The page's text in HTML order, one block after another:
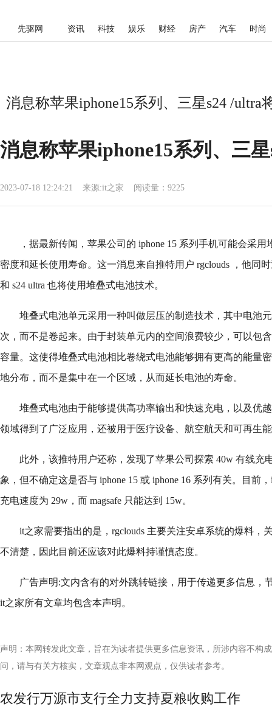
先驱网 资讯 科技 娱乐 财经 房产 汽车 时尚
消息称苹果iphone15系列、三星s24 /
消息称苹果iphone15系列、三
2023-07-18 12:24:21 来源:it之家 阅读量：9225
，据最新传闻，苹果公司的 iphone 15 系列手机可能会采
密度和延长使用寿命。这一消息来自推特用户 rgclouds ，他同
和 s24 ultra 也将使用堆叠式电池技术。
堆叠式电池单元采用一种叫做层压的制造技术，其中电池
次，而不是卷起来。由于封装单元内的空间浪费较少，可以包
容量。这使得堆叠式电池相比卷绕式电池能够拥有更高的能量
地分布，而不是集中在一个区域，从而延长电池的寿命。
堆叠式电池由于能够提供高功率输出和快速充电，以及优
领域得到了广泛应用，还被用于医疗设备、航空航天和可再生
此外，该推特用户还称，发现了苹果公司探索 40w 有线充
象，但不确定这是否与 iphone 15 或 iphone 16 系列有关。目前
充电速度为 29w，而 magsafe 只能达到 15w。
it之家需要指出的是，rgclouds 主要关注安卓系统的爆料，
不清楚，因此目前还应该对此爆料持谨慎态度。
广告声明:文内含有的对外跳转链接，用于传递更多信息，
it之家所有文章均包含本声明。
声明：本网转发此文章，旨在为读者提供更多信息资讯，所涉内容不构
问，请与有关方核实，文章观点非本网观点，仅供读者参考。
农发行万源市支行全力支持夏粮收购工作